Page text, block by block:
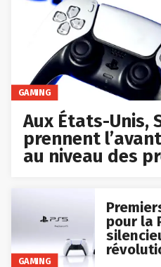
GAMING
Aux États-Unis,
prennent
au niveau des
GAMING
pour la